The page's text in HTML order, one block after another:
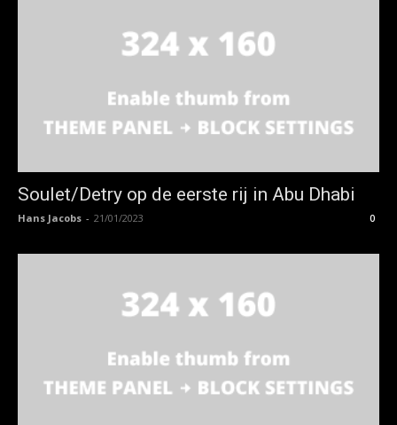
Soulet/Detry op de eerste rij in Abu Dhabi
Hans Jacobs - 21/01/2023 0